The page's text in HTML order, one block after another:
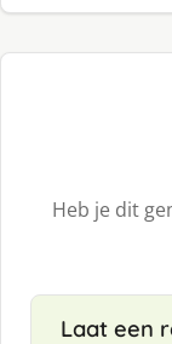
Heb je dit
Laat een